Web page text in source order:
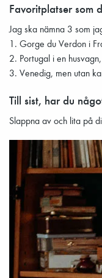
Favoritplatser som
Jag ska nämna 3 som
1. Gorge du Verdon i
2. Portugal i en
3. Venedig, men utan
Till sist, har du
Slappna av och lita på